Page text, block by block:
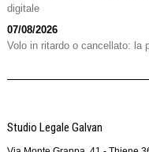
digitale
07/08/2026
Volo in ritardo o cancellato: la
Studio Legale Galvan